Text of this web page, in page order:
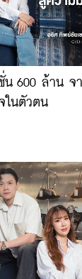
น 600 ล้าน จ
ในตัวตน